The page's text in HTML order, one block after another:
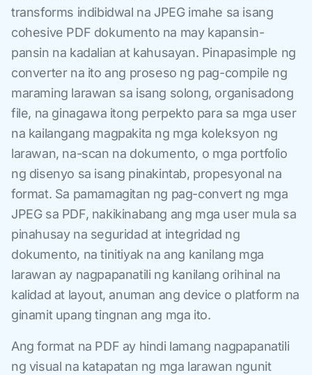
transforms indibidwal na JPEG imahe sa isang
cohesive PDF dokumento na may kapansin-
pansin na kadalian at kahusayan. Pinapasimple ng
converter na ito ang proseso ng pag-compile ng
maraming larawan sa isang solong, organisadong
file, na ginagawa itong perpekto para sa mga user
na kailangang magpakita ng mga koleksyon ng
larawan, na-scan na dokumento, o mga portfolio
ng disenyo sa isang pinakintab, propesyonal na
format. Sa pamamagitan ng pag-convert ng mga
JPEG sa PDF, nakikinabang ang mga user mula sa
pinahusay na seguridad at integridad ng
dokumento, na tinitiyak na ang kanilang mga
larawan ay nagpapanatili ng kanilang orihinal na
kalidad at layout, anuman ang device o platform na
ginamit upang tingnan ang mga ito.
Ang format na PDF ay hindi lamang nagpapanatili
ng visual na katapatan ng mga larawan ngunit